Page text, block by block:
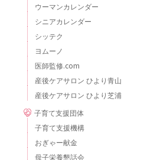
ウーマンカレンダー
シニアカレンダー
シッテク
ヨムーノ
医師監修.com
産後ケアサロン ひより青山
産後ケアサロン ひより芝浦
子育て支援団体
子育て支援機構
おぎゃー献金
母子栄養懇話会